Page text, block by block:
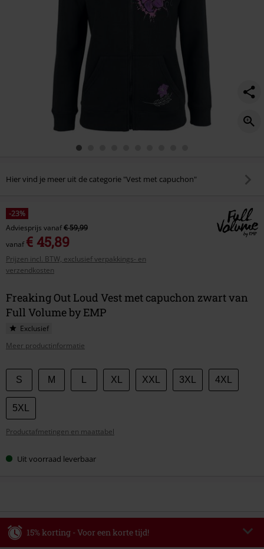
Hier vind je meer uit de categorie "Vest met capuchon"
-23%
Adviesprijs vanaf€ 59,99
vanaf€ 45,89
Prijzen incl. BTW, exclusief verpakkings- en
verzendkosten
Freaking Out Loud Vest met capuchon zwart van
Full Volume by EMP
Exclusief
Meer productinformatie
Kies
je
maat
S M XL XXL 3XL 4XL
5XL
Productafmetingen en maattabel
Uit voorraad leverbaar
15% korting - Voor een korte tijd!